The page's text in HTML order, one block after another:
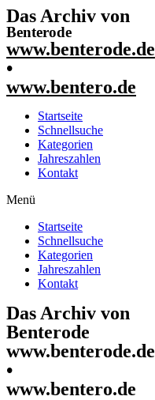
Das Archiv von
Benterode
www.benterode.de
•
www.bentero.de
Startseite
Schnellsuche
Kategorien
Jahreszahlen
Kontakt
Menü
Startseite
Schnellsuche
Kategorien
Jahreszahlen
Kontakt
Das Archiv von
Benterode
www.benterode.de
•
www.bentero.de